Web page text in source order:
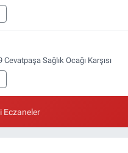
Sağlık Ocağı Karşısı
Eczaneler